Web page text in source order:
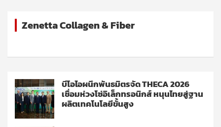
Zenetta Collagen & Fiber
บีโอไอผนึกพันธมิตรจัด THECA 2026
เชื่อมห่วงโซ่อิเล็กทรอนิกส์ หนุนไทยสู่ฐาน
ผลิตเทคโนโลยีขั้นสูง